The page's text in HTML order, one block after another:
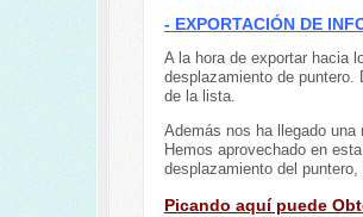
- EXPORTACIÓN DE
A la hora de exportar hacia
desplazamiento de puntero.
de la lista.
Además nos ha llegado
Hemos aprovechado en
desplazamiento del
Picando aquí puede